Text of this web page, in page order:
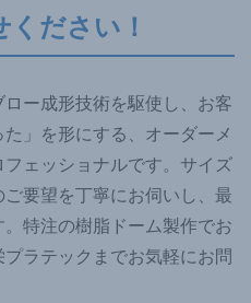
ださい！
ー成形技術を駆使し、お客
」を形にする、オーダーメ
ェッショナルです。サイズ
要望を丁寧にお伺いし、最
特注の樹脂ドーム製作でお
ラテックまでお気軽にお問